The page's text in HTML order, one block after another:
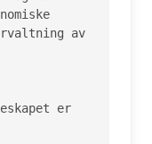
av
er